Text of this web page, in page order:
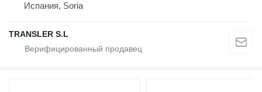
Испания, Soria
TRANSLER S.L